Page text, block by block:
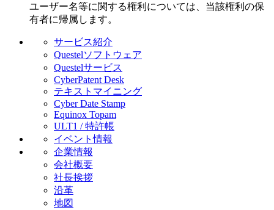
ユーザー名等に関する権利については、当該権利の保
有者に帰属します。
サービス紹介
Questelソフトウェア
Questelサービス
CyberPatent Desk
テキストマイニング
Cyber Date Stamp
Equinox Topam
ULT1 / 特許帳
イベント情報
企業情報
会社概要
社長挨拶
沿革
地図